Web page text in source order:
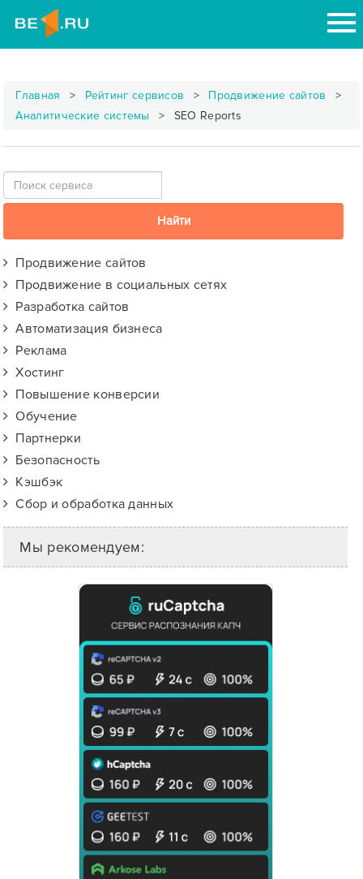
Главная Рейтинг сервисов
Продвижение сайтов
Аналитические системы
SEO Reports
Продвижение сайтов
Продвижение в социальных сетях
Разработка сайтов
Автоматизация бизнеса
Реклама
Хостинг
Повышение конверсии
Обучение
Партнерки
Безопасность
Кэшбэк
Сбор и обработка данных
Мы рекомендуем: